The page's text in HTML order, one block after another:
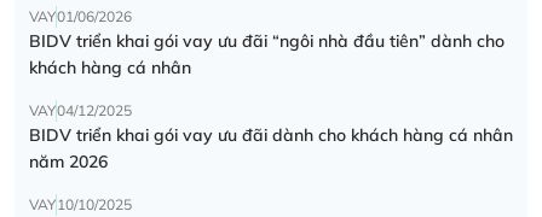
VAY01/06/2026
BIDV triển khai gói vay ưu đãi “ngôi nhà đầu tiên” dành cho
khách hàng cá nhân
VAY04/12/2025
BIDV triển khai gói vay ưu đãi dành cho khách hàng cá nhân
năm 2026
VAY10/10/2025